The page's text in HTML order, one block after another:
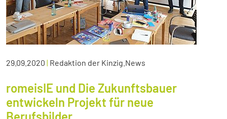
29.09.2020 | Redaktion der Kinzig.News
romeisIE und Die Zukunftsbauer
entwickeln Projekt für neue